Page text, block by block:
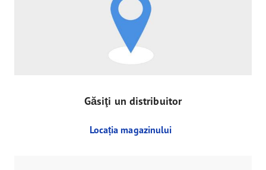
Găsiţi un distribuitor
Locația magazinului